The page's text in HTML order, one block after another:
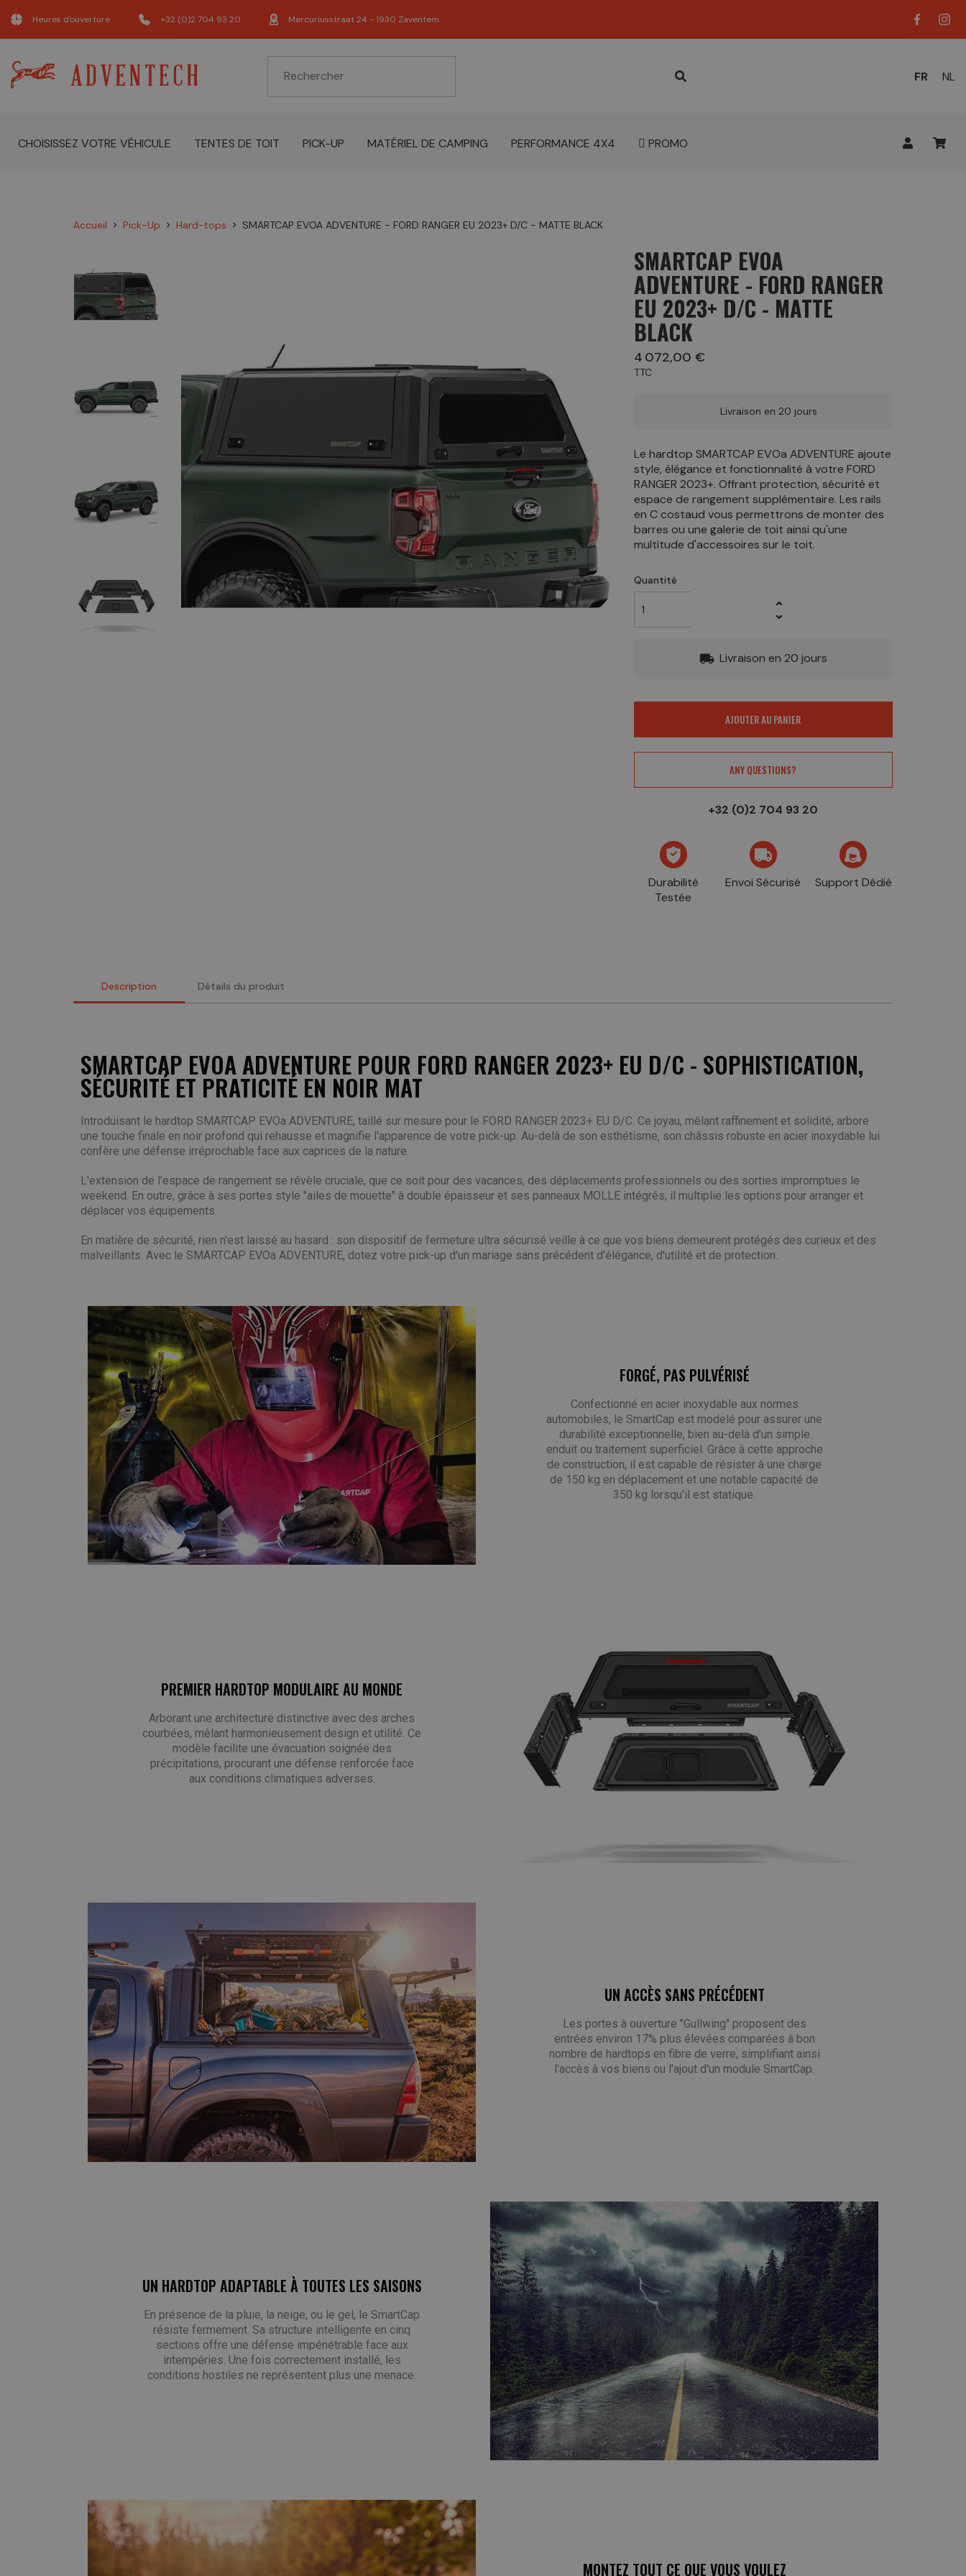
Heures d'ouverture +32 (0)2 704 93 20 Mercuriusstraat 24 - 1930 Zaventem
LANGUE
FR NL
CHOISISSEZ VOTRE VÉHICULE TENTES DE TOIT PICK-UP MATÉRIEL DE CAMPING PERFORMANCE 4X4 PROMO
Accueil chevron_right Pick-Up chevron_right Hard-tops chevron_right SMARTCAP EVOA ADVENTURE - FORD RANGER EU 2023+ D/C - MATTE BLACK
SMARTCAP EVOA
ADVENTURE - FORD RANGER
EU 2023+ D/C - MATTE
BLACK
4 072,00 €
TTC
Livraison en 20 jours
Le hardtop SMARTCAP EVOa ADVENTURE ajoute
style, élégance et fonctionnalité à votre FORD
RANGER 2023+. Offrant protection, sécurité et
espace de rangement supplémentaire. Les rails
en C costaud vous permettrons de monter des
barres ou une galerie de toit ainsi qu'une
multitude d'accessoires sur le toit.
Quantité
local_shipping Livraison en 20 jours
AJOUTER AU PANIER
ANY QUESTIONS?
+32 (0)2 704 93 20
Durabilité
Testée
Envoi Sécurisé Support Dédié
Description Détails du produit
SMARTCAP EVOA ADVENTURE POUR FORD RANGER 2023+ EU D/C - SOPHISTICATION,
SÉCURITÉ ET PRATICITÉ EN NOIR MAT
Introduisant le hardtop SMARTCAP EVOa ADVENTURE, taillé sur mesure pour le FORD RANGER 2023+ EU D/C. Ce joyau, mêlant raffinement et solidité, arbore
une touche finale en noir profond qui rehausse et magnifie l'apparence de votre pick-up. Au-delà de son esthétisme, son châssis robuste en acier inoxydable lui
confère une défense irréprochable face aux caprices de la nature.
L'extension de l'espace de rangement se révèle cruciale, que ce soit pour des vacances, des déplacements professionnels ou des sorties impromptues le
weekend. En outre, grâce à ses portes style "ailes de mouette" à double épaisseur et ses panneaux MOLLE intégrés, il multiplie les options pour arranger et
déplacer vos équipements.
En matière de sécurité, rien n'est laissé au hasard : son dispositif de fermeture ultra sécurisé veille à ce que vos biens demeurent protégés des curieux et des
malveillants. Avec le SMARTCAP EVOa ADVENTURE, dotez votre pick-up d'un mariage sans précédent d'élégance, d'utilité et de protection.
FORGÉ, PAS PULVÉRISÉ
Confectionné en acier inoxydable aux normes
automobiles, le SmartCap est modelé pour assurer une
durabilité exceptionnelle, bien au-delà d'un simple
enduit ou traitement superficiel. Grâce à cette approche
de construction, il est capable de résister à une charge
de 150 kg en déplacement et une notable capacité de
350 kg lorsqu'il est statique.
PREMIER HARDTOP MODULAIRE AU MONDE
Arborant une architecture distinctive avec des arches
courbées, mêlant harmonieusement design et utilité. Ce
modèle facilite une évacuation soignée des
précipitations, procurant une défense renforcée face
aux conditions climatiques adverses.
UN ACCÈS SANS PRÉCÉDENT
Les portes à ouverture "Gullwing" proposent des
entrées environ 17% plus élevées comparées à bon
nombre de hardtops en fibre de verre, simplifiant ainsi
l'accès à vos biens ou l'ajout d'un module SmartCap.
UN HARDTOP ADAPTABLE À TOUTES LES SAISONS
En présence de la pluie, la neige, ou le gel, le SmartCap
résiste fermement. Sa structure intelligente en cinq
sections offre une défense impénétrable face aux
intempéries. Une fois correctement installé, les
conditions hostiles ne représentent plus une menace.
MONTEZ TOUT CE QUE VOUS VOULEZ